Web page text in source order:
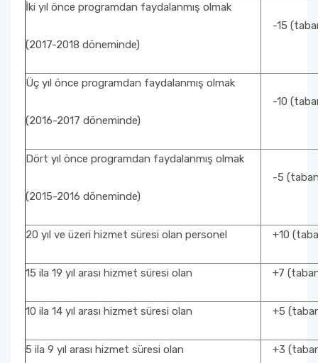
İki yıl önce programdan faydalanmış olmak
(2017-2018 döneminde)
-15 (taban
Üç yıl önce programdan faydalanmış olmak
(2016-2017 döneminde)
-10 (taban
Dört yıl önce programdan faydalanmış olmak
(2015-2016 döneminde)
-5 (taban
20 yıl ve üzeri hizmet süresi olan personel +10
15 ila 19 yıl arası hizmet süresi olan +7
10 ila 14 yıl arası hizmet süresi olan +5
5 ila 9 yıl arası hizmet süresi olan +3